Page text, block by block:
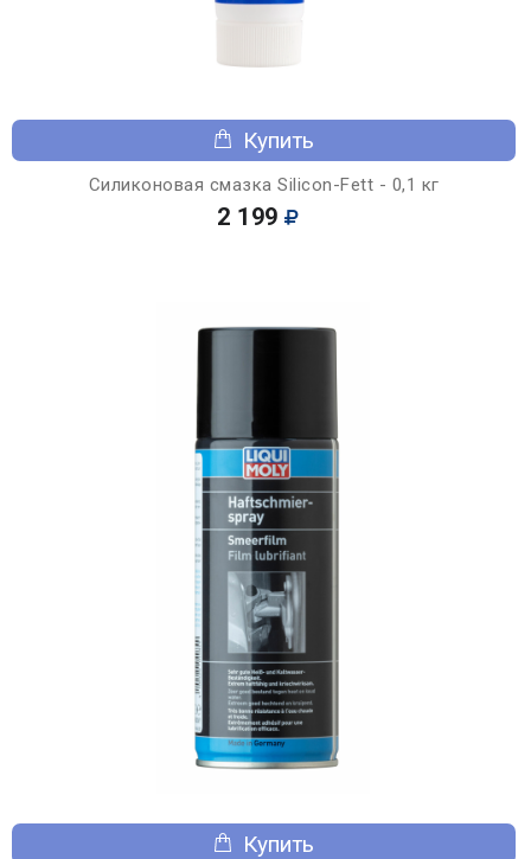
Купить
Силиконовая смазка Silicon-Fett - 0,1 кг
2 199
Купить